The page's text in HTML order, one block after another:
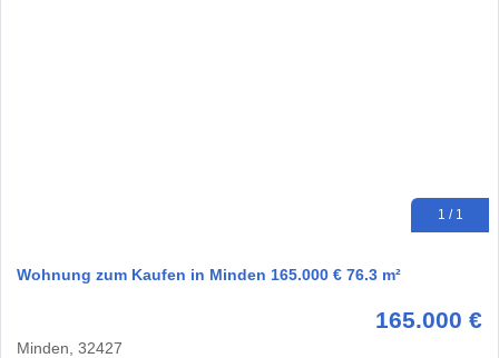
1 / 1
Wohnung zum Kaufen in Minden 165.000 € 76.3 m²
165.000 €
Minden, 32427